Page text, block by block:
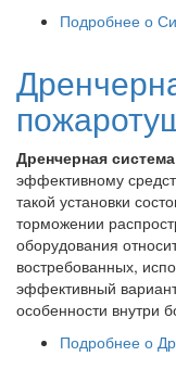
Подробнее о
Дренчерная
эффективному
такой установки
торможении
оборудования
востребованных,
эффективный
особенности внутри
Подробнее о